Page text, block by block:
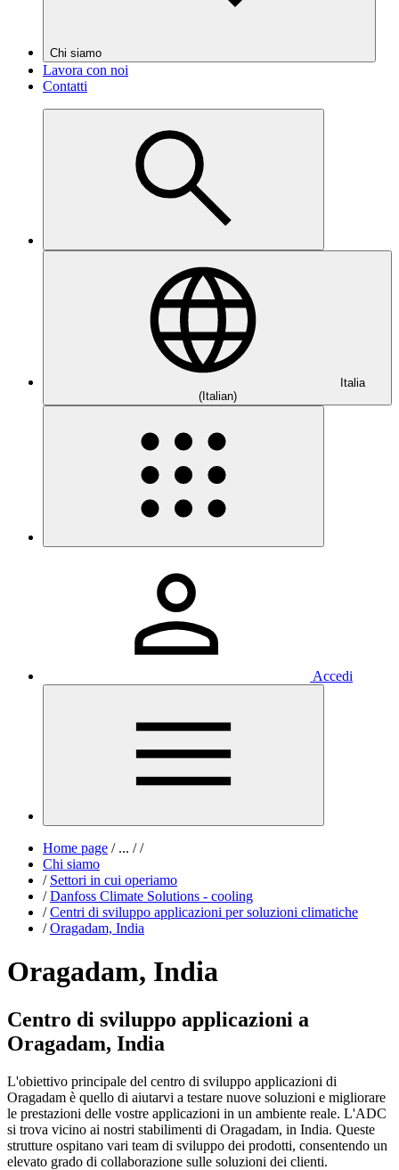
Chi siamo
Lavora con noi
Contatti
Italia
(Italian)
Accedi
Home page /... / /
Chi siamo
/ Settori in cui operiamo
/ Danfoss Climate Solutions - cooling
/ Centri di sviluppo applicazioni per soluzioni climatiche
/ Oragadam, India
Oragadam, India
Centro di sviluppo applicazioni a
Oragadam, India
L'obiettivo principale del centro di sviluppo applicazioni di
Oragadam è quello di aiutarvi a testare nuove soluzioni e migliorare
le prestazioni delle vostre applicazioni in un ambiente reale. L'ADC
si trova vicino ai nostri stabilimenti di Oragadam, in India. Queste
strutture ospitano vari team di sviluppo dei prodotti, consentendo un
elevato grado di collaborazione sulle soluzioni dei clienti.